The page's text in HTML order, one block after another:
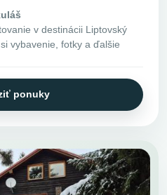
v destinácii Liptovský
vybavenie, fotky a ďalšie
ponuky